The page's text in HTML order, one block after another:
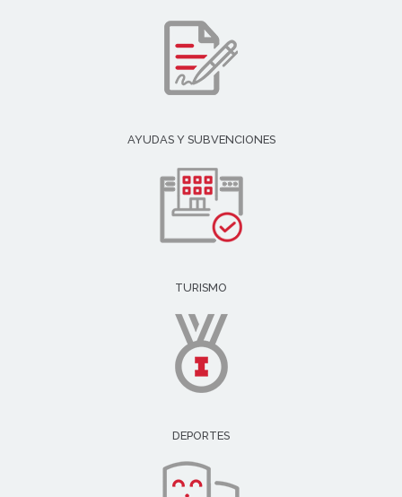
AYUDAS Y SUBVENCIONES
TURISMO
DEPORTES